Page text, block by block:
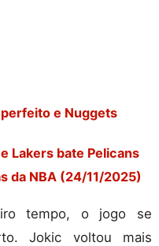
e Nuggets
Lakers bate Pelicans
da NBA (24/11/2025)
tempo, o jogo se
Jokic voltou mais